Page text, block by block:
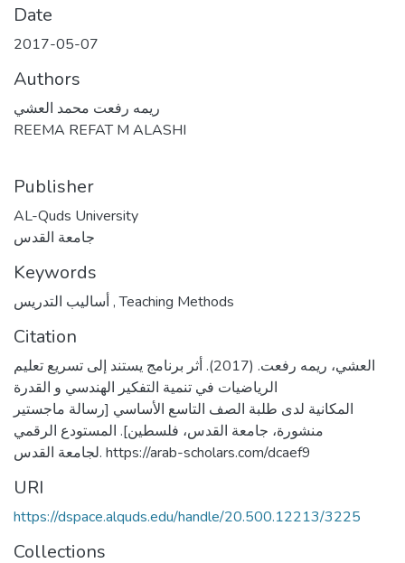
Date
2017-05-07
Authors
ريمه رفعت محمد العشي
REEMA REFAT M ALASHI
Publisher
AL-Quds University
جامعة القدس
Keywords
,Teaching Methods
Citation
العشي، ريمه رفعت. (2017). أثر برنامج يستند إلى تسريع تعليم
الرياضيات في تنمية التفكير الهندسي و القدرة
المكانية لدى طلبة الصف التاسع الأساسي [رسالة ماجستير
منشورة، جامعة القدس، فلسطين]. المستودع الرقمي
لجامعة القدس. https://arab-scholars.com/dcaef9
URI
https://dspace.alquds.edu/handle/20.500.12213/3225
Collections